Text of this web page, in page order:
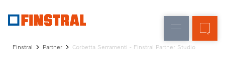
Finstral Partner Corbetta Serramenti - Finstral Partner Studio